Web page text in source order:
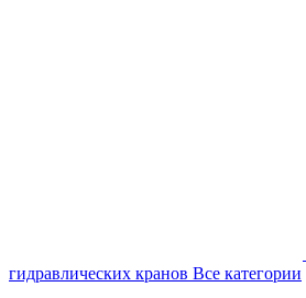
гидравлических кранов Все категории